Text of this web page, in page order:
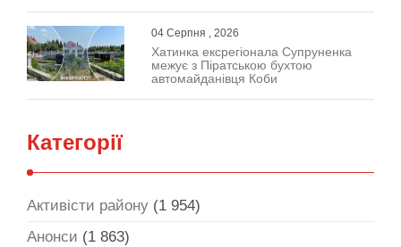
04 Серпня , 2026
Хатинка ексрегіонала Супруненка
межує з Піратською бухтою
автомайданівця Коби
Категорії
Активісти району (1 954)
Анонси (1 863)